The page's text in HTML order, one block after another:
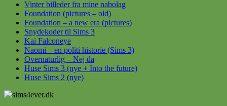
Vinter billeder fra mine nabolag
Foundation (pictures – old)
Foundation – a new era (pictures)
Snydekoder til Sims 3
Kai Falconeye
Naomi – en politi historie (Sims 3)
Overnaturlig – Nej da
Huse Sims 3 (nye + Into the future)
Huse Sims 2 (nye)